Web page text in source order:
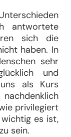
antwortete
sich die
haben. In
sehr
und
als Kurs
privilegiert
es ist,
sein.